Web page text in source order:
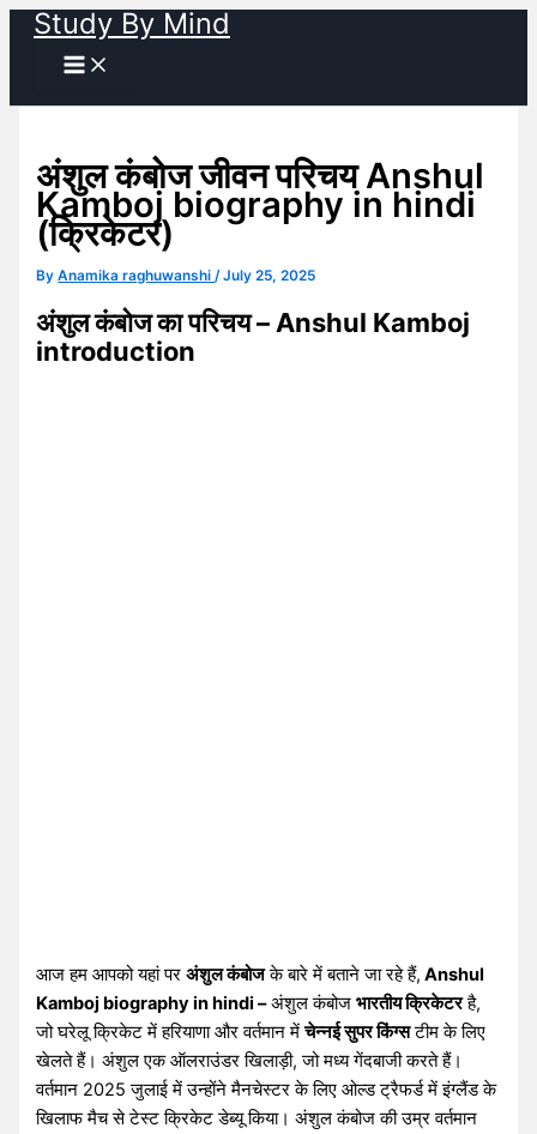
Skip
content
Study By Mind
अंशुल कंबोज जीवन परिचय Anshul
Kamboj biography in hindi
(क्रिकेटर)
ByAnamika raghuwanshi/July 25, 2025
अंशुल कंबोज का परिचय – Anshul Kamboj
introduction
आज हम आपको यहां परअंशुल कंबोजके बारे में बताने जा रहे हैं, Anshul
Kamboj biography in hindi –अंशुल कंबोजभारतीय क्रिकेटरहै,
जो घरेलू क्रिकेट में हरियाणा और वर्तमान मेंचेन्नई सुपर किंग्सटीम के लिए
खेलते हैं। अंशुल एक ऑलराउंडर खिलाड़ी, जो मध्य गेंदबाजी करते हैं।
वर्तमान 2025 जुलाई में उन्होंने मैनचेस्टर के लिए ओल्ड ट्रैफर्ड में इंग्लैंड के
खिलाफ मैच से टेस्ट क्रिकेट डेब्यू किया। अंशुल कंबोज की उम्र वर्तमान